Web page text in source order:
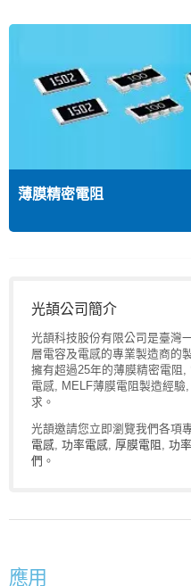
薄膜精密電阻
光頡公司簡介
光頡科技股份有限公司是臺灣
層電容及電感的專業製造商的
擁有超過25年的薄膜精密電阻
電感, MELF薄膜電阻製造經
求。
光頡邀請您立即瀏覽我們各項
電感, 功率電感, 厚膜電阻 , 功
們 。
應用